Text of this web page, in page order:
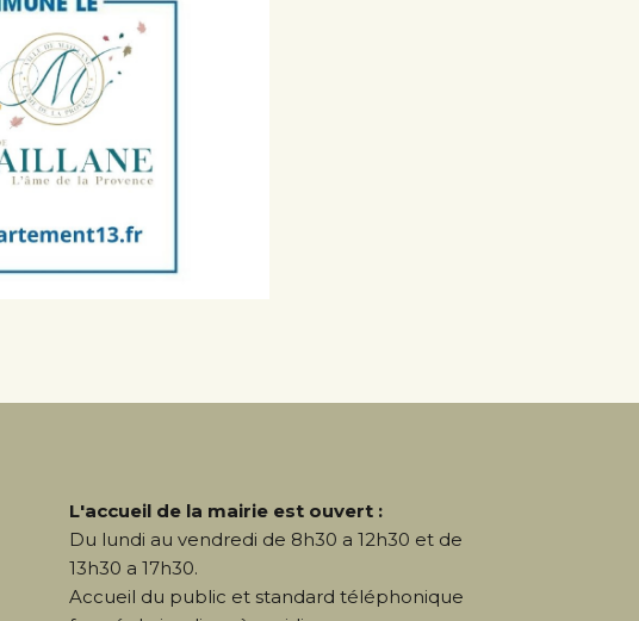
L'accueil de la mairie est ouvert :
Du lundi au vendredi de 8h30 a 12h30 et de
13h30 a 17h30.
Accueil du public et standard téléphonique